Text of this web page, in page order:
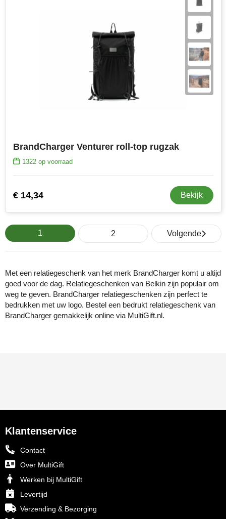
BrandCharger Venturer roll-top rugzak
1322op voorraad
€ 14,34 Bekijk
1 2 Volgende
Met een relatiegeschenk van het merk BrandCharger komt u altijd
goed voor de dag. Relatiegeschenken van Belkin zijn populair om
weg te geven. BrandCharger relatiegeschenken zijn perfect te
bedrukken met uw logo. Bestel een bedrukt relatiegeschenk van
BrandCharger gemakkelijk online via MultiGift.nl.
Klantenservice
Contact
Over MultiGift
Werken bij MultiGift
Levertijd
Verzending & Bezorging